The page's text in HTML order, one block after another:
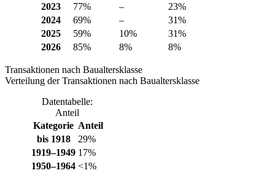
2023
77% –
23%
2024
69% –
31%
2025
59% 10%
31%
2026
85% 8% 8%
Transaktionen nach Baualtersklasse
Verteilung der Transaktionen nach Baualtersklasse
Datentabelle:
Anteil
Kategorie Anteil
bis 1918
29%
1919–1949 17%
1950–1964 <1%